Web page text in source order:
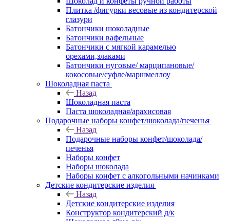
Плитка /фигурки весовые из кондитерской
глазури
Батончики шоколадные
Батончики вафельные
Батончики с мягкой карамелью
орехами,злаками
Батончики нуговые/ марципановые/
кокосовые/суфле/маршмеллоу
Шоколадная паста
Назад
Шоколадная паста
Паста шоколадная/арахисовая
Подарочные наборы конфет/шоколада/печенья
Назад
Подарочные наборы конфет/шоколада/
печенья
Наборы конфет
Наборы шоколада
Наборы конфет с алкогольными начинками
Детские кондитерские изделия
Назад
Детские кондитерские изделия
Конструктор кондитерский д/к